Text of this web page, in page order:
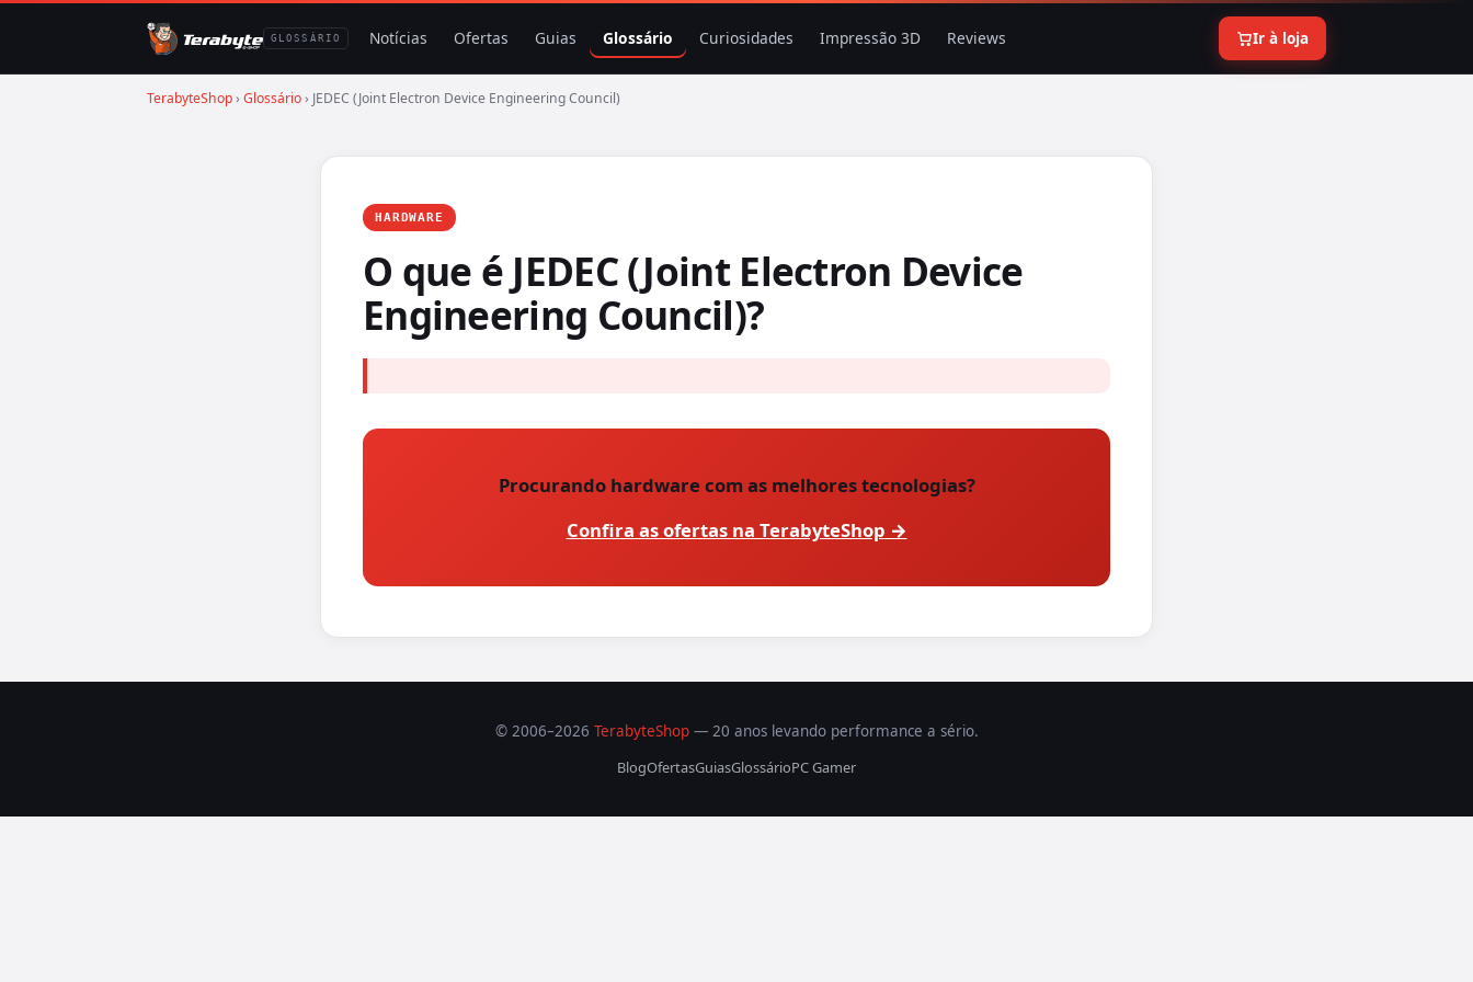
GLOSSÁRIO Notícias Ofertas Guias Glossário Curiosidades Impressão 3D Reviews Ir à loja
TerabyteShop› Glossário› JEDEC (Joint Electron Device Engineering Council)
HARDWARE
O que é JEDEC (Joint Electron Device
Engineering Council)?
Procurando hardware com as melhores tecnologias?
Confira as ofertas na TerabyteShop →
© 2006–2026 TerabyteShop— 20 anos levando performance a sério.
BlogOfertasGuiasGlossárioPC Gamer